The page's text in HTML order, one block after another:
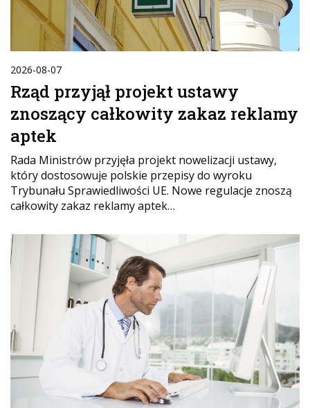
2026-08-07
Rząd przyjął projekt ustawy
znoszący całkowity zakaz reklamy
aptek
Rada Ministrów przyjęła projekt nowelizacji ustawy,
który dostosowuje polskie przepisy do wyroku
Trybunału Sprawiedliwości UE. Nowe regulacje znoszą
całkowity zakaz reklamy aptek…